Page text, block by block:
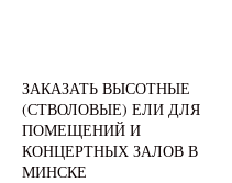
ЗАКАЗАТЬ ВЫСОТНЫЕ
(СТВОЛОВЫЕ) ЕЛИ ДЛЯ
ПОМЕЩЕНИЙ И
КОНЦЕРТНЫХ ЗАЛОВ В
МИНСКЕ